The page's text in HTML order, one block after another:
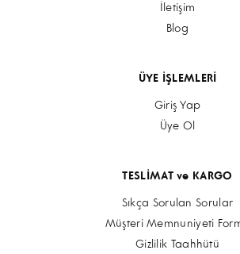
İletişim
Blog
ÜYE İŞLEMLERİ
Giriş Yap
Üye Ol
TESLİMAT ve KARGO
Sıkça Sorulan Sorular
Müşteri Memnuniyeti
Gizlilik Taahhütü